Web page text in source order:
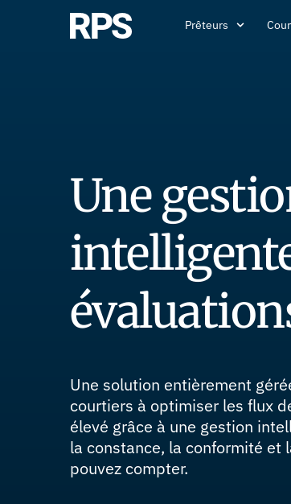
Prêteurs
Une
Une solution entièrement
courtiers à optimiser les flux
élevé grâce à une gestion
la constance, la conformité et
pouvez compter.